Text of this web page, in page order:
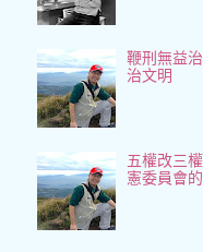
鞭刑無益
治文明
五權改三
憲委員會